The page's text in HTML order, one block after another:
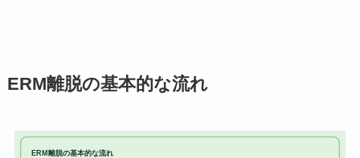
ERM離脱の基本的な流れ
ERM離脱の基本的な流れ